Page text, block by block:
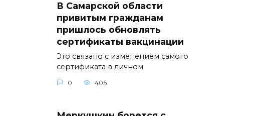
В Самарской области
привитым гражданам
пришлось обновлять
сертификаты вакцинации
Это связано с изменением самого
сертификата в личном
0 405